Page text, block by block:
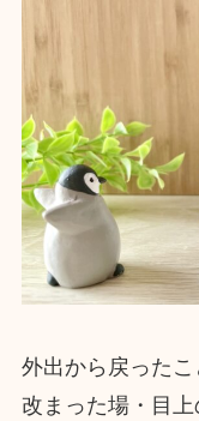
外出から戻ったこ
改まった場・目上